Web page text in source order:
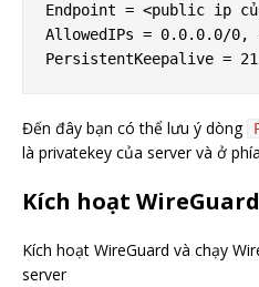
Endpoint = <public ip
AllowedIPs = 0.0.0.0/
Đến đây bạn có thể lưu ý dòng
là privatekey của server và ở
Kích hoạt
Kích hoạt WireGuard và chạy
server